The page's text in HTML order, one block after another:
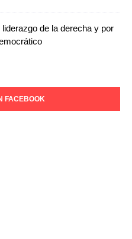
de la derecha y por
FACEBOOK